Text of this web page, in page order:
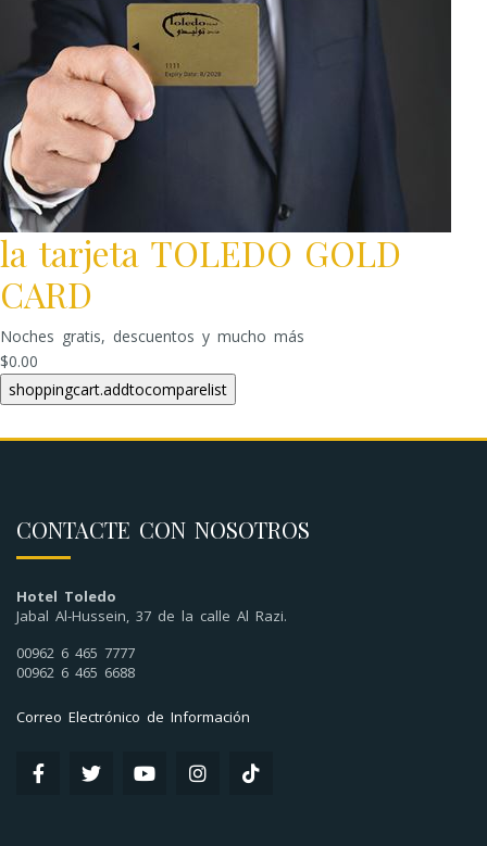
la tarjeta TOLEDO GOLD
CARD
Noches gratis, descuentos y mucho más
$0.00
CONTACTE CON NOSOTROS
Hotel Toledo
Jabal Al-Hussein, 37 de la calle Al Razi.
00962 6 465 7777
00962 6 465 6688
Correo Electrónico de Información